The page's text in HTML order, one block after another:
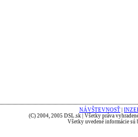
NÁVŠTEVNOSŤ
(C) 2004, 2005 DSL.sk | Všetky práva
Všetky uvedené informácie sú